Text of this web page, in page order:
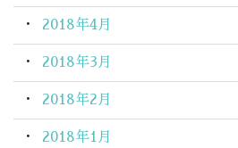
2018年4月
2018年3月
2018年2月
2018年1月